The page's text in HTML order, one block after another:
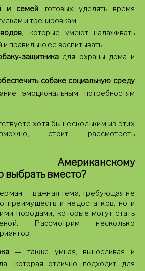
и семей, готовых уделять время
и тренировкам;
, которые умеют налаживать
и правильно ее воспитывать;
защитникадля охраны дома и
собаке социальную среду
эмоциональным потребностям
хотя бы нескольким из этих
стоит рассмотреть
Американскому
выбрать вместо?
— важная тема, требующая не
преимуществ и недостатков, но и
породами, которые могут стать
Рассмотрим несколько
— также умная, выносливая и
которая отлично подходит для